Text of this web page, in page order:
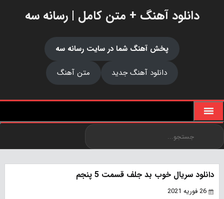
دانلود آهنگ + متن کامل | رسانه سه
پخش آهنگ شما در سایت رسانه سه
دانلود آهنگ جدید
متن آهنگ
دانلود سریال خوب بد جلف قسمت 5 پنجم
26 فوریه 2021